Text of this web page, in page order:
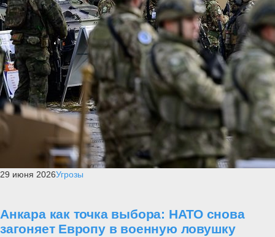
29 июня 2026Угрозы
Анкара как точка выбора: НАТО снова
загоняет Европу в военную ловушку